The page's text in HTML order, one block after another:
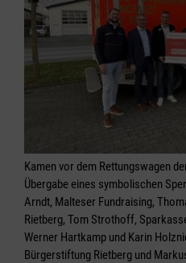
Kamen vor dem Rettungswagen
Übergabe eines symbolischen
Arndt, Malteser Fundraising,
Rietberg, Tom Strothoff,
Werner Hartkamp und Karin
Bürgerstiftung Rietberg und